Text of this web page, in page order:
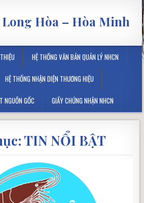
Hòa – Hòa Minh
HỆ THỐNG VĂN BẢN QUẢN LÝ NHCN
HỆ THỐNG NHẬN DIỆN THƯƠNG HIỆU
NGUỒN GỐC GIẤY CHỨNG NHẬN NHCN
TIN NỔI BẬT